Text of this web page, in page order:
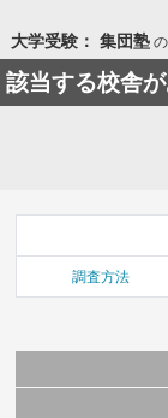
大学受験： 集団塾の
該当する校舎が
調査方法
当サイトで公開されて